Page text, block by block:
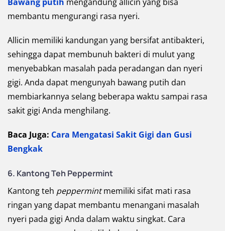
membantu mengurangi rasa nyeri.
Allicin memiliki kandungan yang bersifat antibakteri,
sehingga dapat membunuh bakteri di mulut yang
menyebabkan masalah pada peradangan dan nyeri
gigi. Anda dapat mengunyah bawang putih dan
membiarkannya selang beberapa waktu sampai rasa
sakit gigi Anda menghilang.
Baca Juga: Cara Mengatasi Sakit Gigi dan Gusi
Bengkak
6. Kantong Teh Peppermint
Kantong teh peppermintmemiliki sifat mati rasa
ringan yang dapat membantu menangani masalah
nyeri pada gigi Anda dalam waktu singkat. Cara